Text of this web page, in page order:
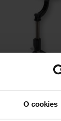
O cookies